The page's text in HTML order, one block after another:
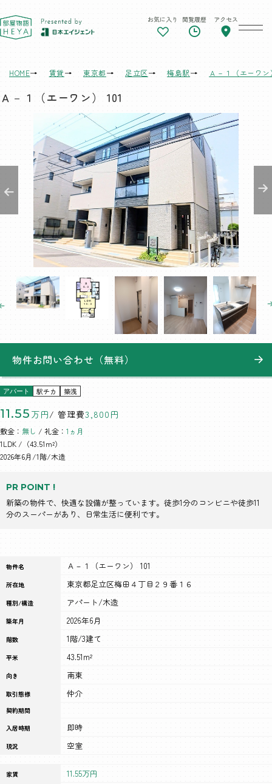
東京 部屋物語 お気に入り 閲覧履歴 アクセス
HOME 賃貸 東京都 足立区 梅島駅 Ａ－１（エーワン
Ａ－１（エーワン） 101
PR POINT !
新築の物件で、快適な設備が整っています。徒歩1分のコンビニや徒歩11
分のスーパーがあり、日常生活に便利です。
アパート 駅チカ 築浅
11.55 万円/ 管理費3,800円
敷金： 無し / 礼金： 1ヵ月
1LDK /（43.51m²）
2026年6月/1階/木造
物件お問い合わせ（無料）
物件名 Ａ－１（エーワン） 101
所在地 東京都足立区梅田４丁目２９番１６
種別/構造 アパート/木造
築年月 2026年6月
階数 1階/3建て
平米 43.51m²
向き 南東
取引態様 仲介
契約期間
入居時期
即時
現況 空室
家賃 11.55万円